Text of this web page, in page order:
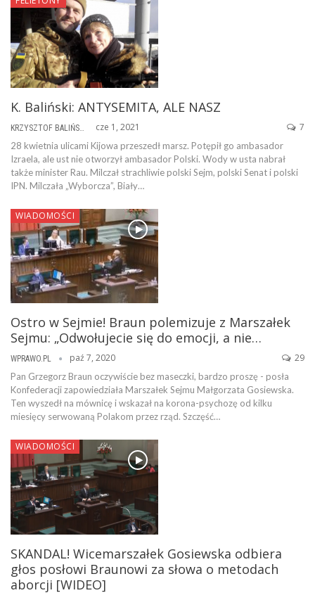
K. Baliński: ANTYSEMITA, ALE NASZ
KRZYSZTOF BALIŃSKI cze 1, 2021 7
28 kwietnia ulicami Kijowa przeszedł marsz. Potępił go ambasador
Izraela, ale ust nie otworzył ambasador Polski. Wody w usta nabrał
także minister Rau. Milczał strachliwie polski Sejm, polski Senat i polski
IPN. Milczała „Wyborcza”, Biały…
WIADOMOŚCI
Ostro w Sejmie! Braun polemizuje z Marszałek
Sejmu: „Odwołujecie się do emocji, a nie…
WPRAWO.PL paź 7, 2020 29
Pan Grzegorz Braun oczywiście bez maseczki, bardzo proszę - posła
Konfederacji zapowiedziała Marszałek Sejmu Małgorzata Gosiewska.
Ten wyszedł na mównicę i wskazał na korona-psychozę od kilku
miesięcy serwowaną Polakom przez rząd. Szczęść…
WIADOMOŚCI
SKANDAL! Wicemarszałek Gosiewska odbiera
głos posłowi Braunowi za słowa o metodach
aborcji [WIDEO]